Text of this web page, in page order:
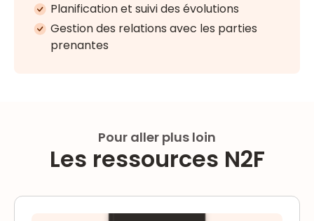
Planification et suivi des évolutions
Gestion des relations avec les parties
prenantes
Pour aller plus loin
Les ressources N2F
[Checklist] Peppol en Belgique : êtes-vous prêt ?